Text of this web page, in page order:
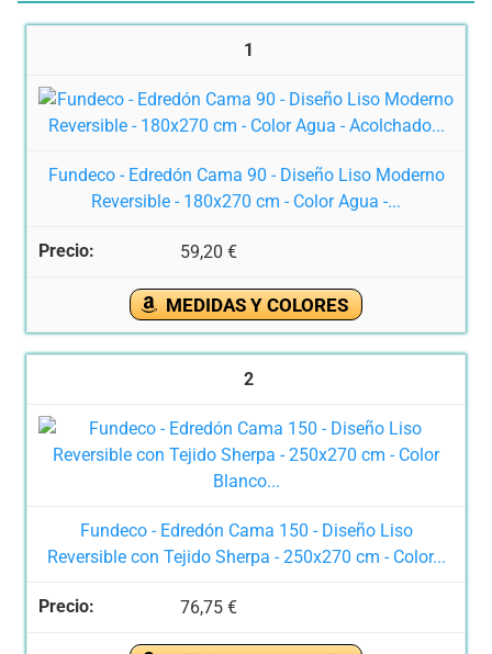
1
Fundeco - Edredón Cama 90 - Diseño Liso Moderno
Reversible - 180x270 cm - Color Agua -...
59,20 €
MEDIDAS Y COLORES
2
Fundeco - Edredón Cama 150 - Diseño Liso
Reversible con Tejido Sherpa - 250x270 cm - Color...
76,75 €